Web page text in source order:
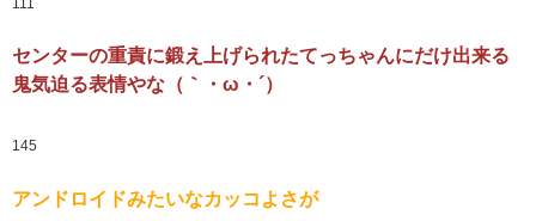
111
センターの重責に鍛え上げられたてっちゃんにだけ出来る
鬼気迫る表情やな（｀・ω・´）
145
アンドロイドみたいなカッコよさが